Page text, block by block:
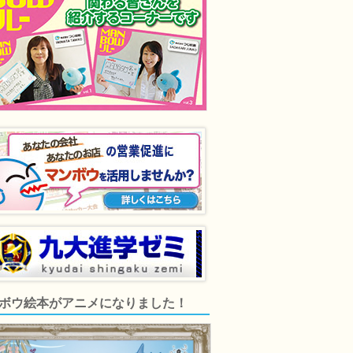
ウ絵本がアニメになりました！